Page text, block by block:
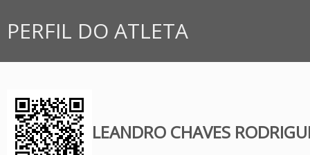
PERFIL DO ATLETA
LEANDRO CHAVES